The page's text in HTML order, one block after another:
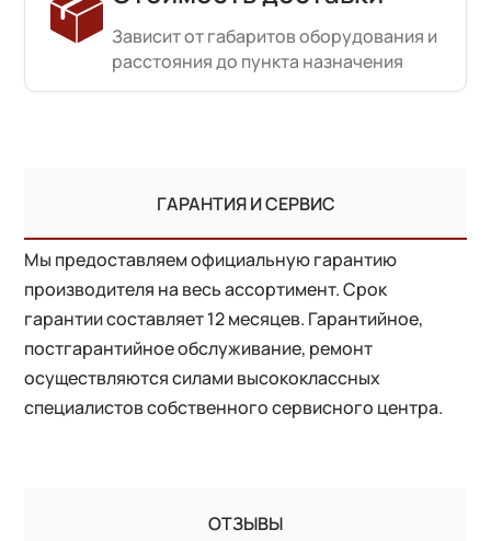
Зависит от габаритов оборудования и
расстояния до пункта назначения
ГАРАНТИЯ И СЕРВИС
Мы предоставляем официальную гарантию
производителя на весь ассортимент. Срок
гарантии составляет 12 месяцев. Гарантийное,
постгарантийное обслуживание, ремонт
осуществляются силами высококлассных
специалистов собственного сервисного центра.
ОТЗЫВЫ